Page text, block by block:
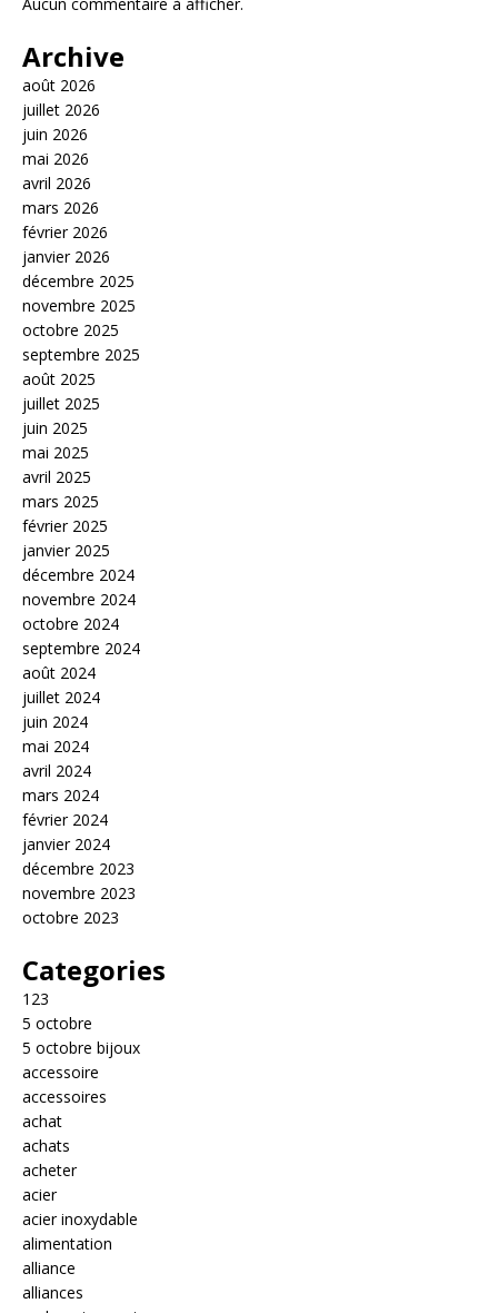
Archive
août 2026
juillet 2026
juin 2026
mai 2026
avril 2026
mars 2026
février 2026
janvier 2026
décembre 2025
novembre 2025
octobre 2025
septembre 2025
août 2025
juillet 2025
juin 2025
mai 2025
avril 2025
mars 2025
février 2025
janvier 2025
décembre 2024
novembre 2024
octobre 2024
septembre 2024
août 2024
juillet 2024
juin 2024
mai 2024
avril 2024
mars 2024
février 2024
janvier 2024
décembre 2023
novembre 2023
octobre 2023
Categories
123
5 octobre
5 octobre bijoux
accessoire
accessoires
achat
achats
acheter
acier
acier inoxydable
alimentation
alliance
alliances